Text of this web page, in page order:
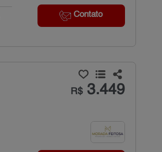
Contato
R$3.449